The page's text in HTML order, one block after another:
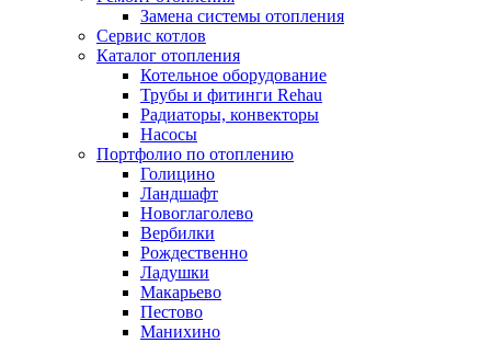
Замена системы отопления
Сервис котлов
Каталог отопления
Котельное оборудование
Трубы и фитинги Rehau
Радиаторы, конвекторы
Насосы
Портфолио по отоплению
Голицино
Ландшафт
Новоглаголево
Вербилки
Рождественно
Ладушки
Макарьево
Пестово
Манихино